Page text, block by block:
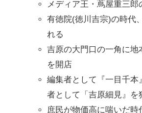
メディア王・蔦屋重三郎
有徳院(徳川吉宗)の時代
れる
吉原の大門口の一角に地
を開店
編集者として『一目千本
者として「吉原細見』を
庶民が物価高に喘いだ